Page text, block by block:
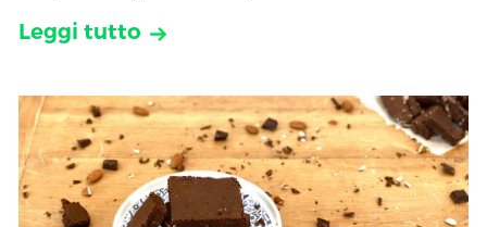
Leggi tutto